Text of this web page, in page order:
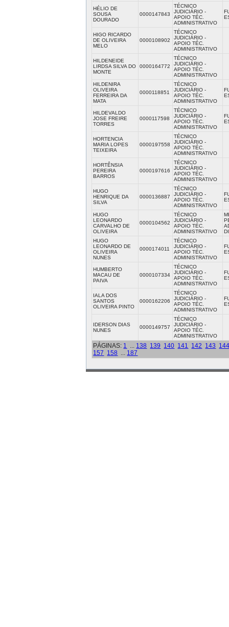
HÉLIO DE
SOUSA
DOURADO
0000147843
TÉCNICO
JUDICIÁRIO -
APOIO TÉC.
ADMINISTRATIVO
HIGO RICARDO
DE OLIVEIRA
MELO
0000108902
TÉCNICO
JUDICIÁRIO -
APOIO TÉC.
ADMINISTRATIVO
HILDENEIDE
LIRDSA SILVA DO
MONTE
0000164772
TÉCNICO
JUDICIÁRIO -
APOIO TÉC.
ADMINISTRATIVO
HILDENIRA
OLIVEIRA
FERREIRA DA
MATA
0000118851
TÉCNICO
JUDICIÁRIO -
APOIO TÉC.
ADMINISTRATIVO
HILDEVALDO
JOSE FREIRE
TORRES
0000117598
TÉCNICO
JUDICIÁRIO -
APOIO TÉC.
ADMINISTRATIVO
HORTENCIA
MARIA LOPES
TEIXEIRA
0000197558
TÉCNICO
JUDICIÁRIO -
APOIO TÉC.
ADMINISTRATIVO
HORTÊNSIA
PEREIRA
BARROS
0000197616
TÉCNICO
JUDICIÁRIO -
APOIO TÉC.
ADMINISTRATIVO
HUGO
HENRIQUE DA
SILVA
0000136887
TÉCNICO
JUDICIÁRIO -
APOIO TÉC.
ADMINISTRATIVO
HUGO
LEONARDO
CARVALHO DE
OLIVEIRA
0000104562
TÉCNICO
JUDICIÁRIO -
APOIO TÉC.
ADMINISTRATIVO
HUGO
LEONARDO DE
OLIVEIRA
NUNES
0000174011
TÉCNICO
JUDICIÁRIO -
APOIO TÉC.
ADMINISTRATIVO
HUMBERTO
MACAU DE
PAIVA
0000107334
TÉCNICO
JUDICIÁRIO -
APOIO TÉC.
ADMINISTRATIVO
IALA DOS
SANTOS
OLIVEIRA PINTO
0000162206
TÉCNICO
JUDICIÁRIO -
APOIO TÉC.
ADMINISTRATIVO
IDERSON DIAS
NUNES
0000149757
TÉCNICO
JUDICIÁRIO -
APOIO TÉC.
ADMINISTRATIVO
PÁGINAS: 1 ... 138 139 140 141 142 143
157 158 ... 187